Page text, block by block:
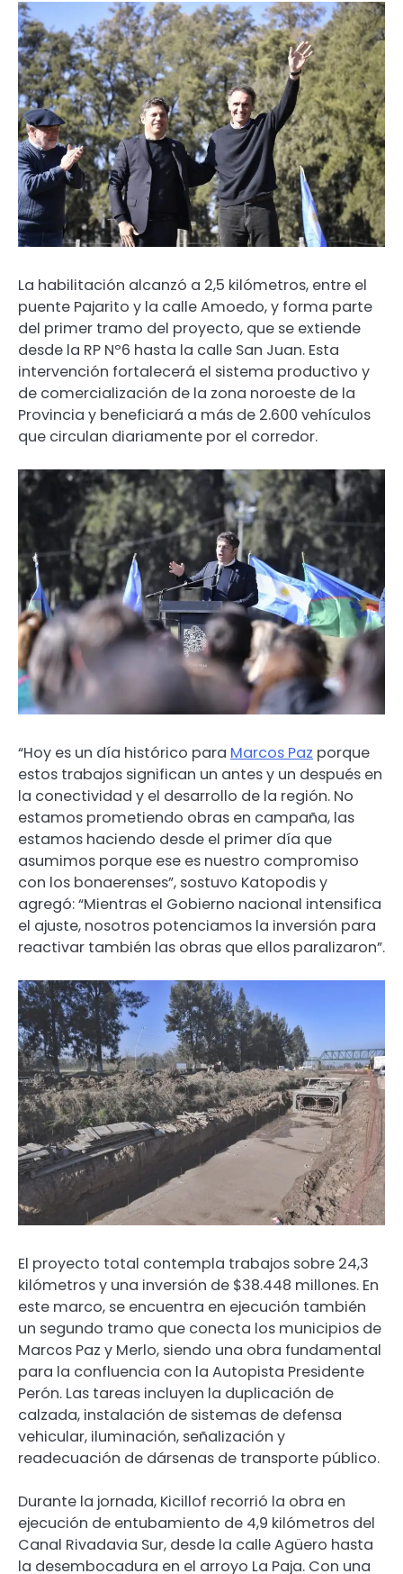
La habilitación alcanzó a 2,5 kilómetros, entre el
puente Pajarito y la calle Amoedo, y forma parte
del primer tramo del proyecto, que se extiende
desde la RP Nº6 hasta la calle San Juan. Esta
intervención fortalecerá el sistema productivo y
de comercialización de la zona noroeste de la
Provincia y beneficiará a más de 2.600 vehículos
que circulan diariamente por el corredor.
“Hoy es un día histórico para Marcos Paz porque
estos trabajos significan un antes y un después en
la conectividad y el desarrollo de la región. No
estamos prometiendo obras en campaña, las
estamos haciendo desde el primer día que
asumimos porque ese es nuestro compromiso
con los bonaerenses”, sostuvo Katopodis y
agregó: “Mientras el Gobierno nacional intensifica
el ajuste, nosotros potenciamos la inversión para
reactivar también las obras que ellos paralizaron”.
El proyecto total contempla trabajos sobre 24,3
kilómetros y una inversión de $38.448 millones. En
este marco, se encuentra en ejecución también
un segundo tramo que conecta los municipios de
Marcos Paz y Merlo, siendo una obra fundamental
para la confluencia con la Autopista Presidente
Perón. Las tareas incluyen la duplicación de
calzada, instalación de sistemas de defensa
vehicular, iluminación, señalización y
readecuación de dársenas de transporte público.
Durante la jornada, Kicillof recorrió la obra en
ejecución de entubamiento de 4,9 kilómetros del
Canal Rivadavia Sur, desde la calle Agüero hasta
la desembocadura en el arroyo La Paja. Con una